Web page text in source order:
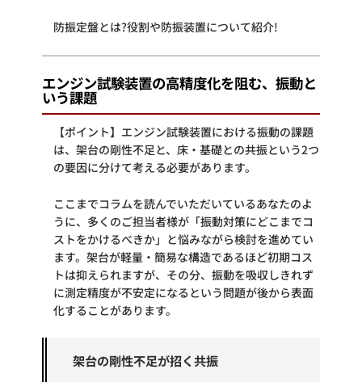
防振定盤とは?役割や防振装置について紹介!
エンジン試験装置の高精度化を阻む、振動と
いう課題
【ポイント】エンジン試験装置における振動の課題
は、架台の剛性不足と、床・基礎との共振という2つ
の要因に分けて考える必要があります。
ここまでコラムを読んでいただいているあなたのよ
うに、多くのご担当者様が「振動対策にどこまでコ
ストをかけるべきか」と悩みながら検討を進めてい
ます。架台が軽量・簡易な構造であるほど初期コス
トは抑えられますが、その分、振動を吸収しきれず
に測定精度が不安定になるという問題が後から表面
化することがあります。
架台の剛性不足が招く共振